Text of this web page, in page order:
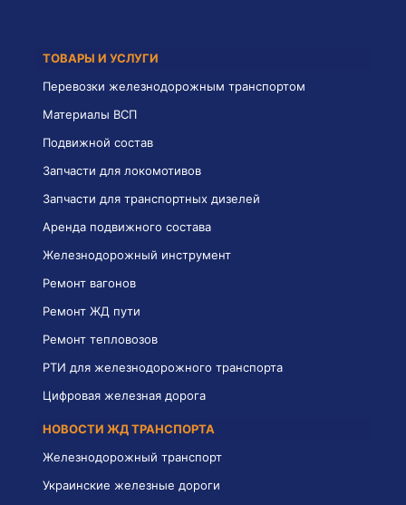
ТОВАРЫ И УСЛУГИ
Перевозки железнодорожным транспортом
Материалы ВСП
Подвижной состав
Запчасти для локомотивов
Запчасти для транспортных дизелей
Аренда подвижного состава
Железнодорожный инструмент
Ремонт вагонов
Ремонт ЖД пути
Ремонт тепловозов
РТИ для железнодорожного транспорта
Цифровая железная дорога
НОВОСТИ ЖД ТРАНСПОРТА
Железнодорожный транспорт
Украинские железные дороги